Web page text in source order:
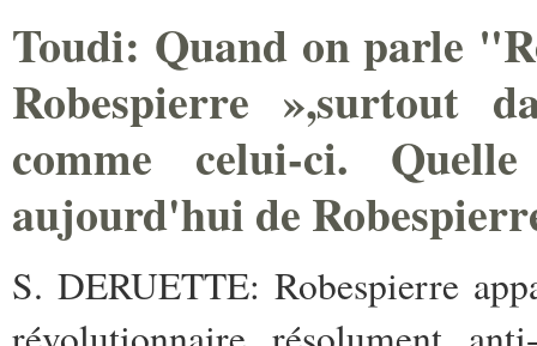
Toudi: Quand on parle
Robespierre »,­surtout
comme celui-ci.
aujourd'hui de
S. DERUETTE: Robespierre